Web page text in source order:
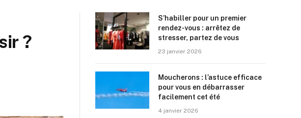
?
S’habiller pour un premier
rendez-vous : arrêtez de
stresser, partez de vous
23 janvier 2026
Moucherons : l’astuce efficace
pour vous en débarrasser
facilement cet été
4 janvier 2026